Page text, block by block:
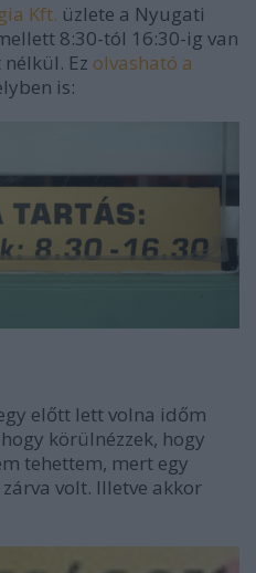
Kft. üzlete a Nyugati
8:30-tól 16:30-ig van
Ez olvasható a
is:
előtt lett volna időm
körülnézzek, hogy
tehettem, mert egy
volt. Illetve akkor